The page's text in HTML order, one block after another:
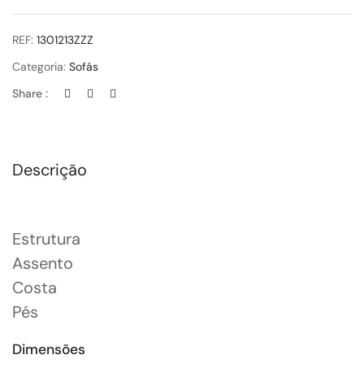
REF: 1301213ZZZ
Categoria: Sofás
Share :
Descrição
Estrutura
Assento
Costa
Pés
Dimensões